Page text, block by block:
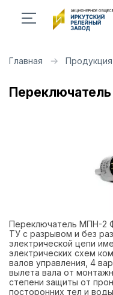
Главная Продукция
Переключатель МПН-2
ТУ с разрывом и без
электрической цепи
электрических схем
валов управления, 4
вылета вала от
степени защиты от
посторонних тел и